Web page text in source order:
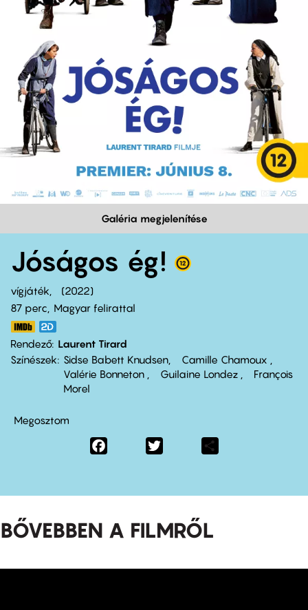
Galéria megjelenítése
Jóságos ég!
vígjáték
2022
87 perc,
Magyar felirattal
Rendező Laurent Tirard
Színészek
Sidse Babett Knudsen
Camille Chamoux
Valérie Bonneton
Guilaine Londez
François
Morel
Megosztom
Facebook
BŐVEBBEN A FILMRŐL